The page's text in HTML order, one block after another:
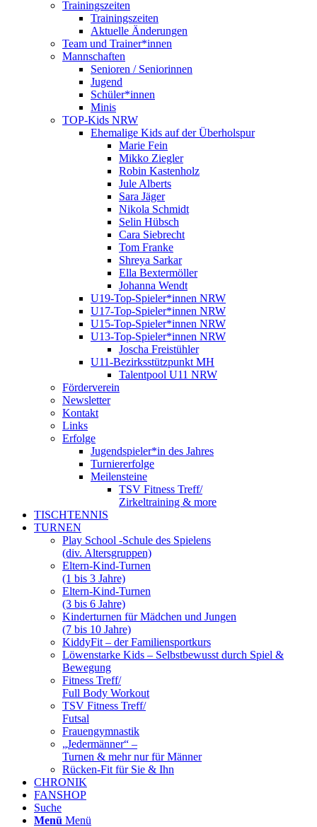
Trainingszeiten
Trainingszeiten
Aktuelle Änderungen
Team und Trainer*innen
Mannschaften
Senioren / Seniorinnen
Jugend
Schüler*innen
Minis
TOP-Kids NRW
Ehemalige Kids auf der Überholspur
Marie Fein
Mikko Ziegler
Robin Kastenholz
Jule Alberts
Sara Jäger
Nikola Schmidt
Selin Hübsch
Cara Siebrecht
Tom Franke
Shreya Sarkar
Ella Bextermöller
Johanna Wendt
U19-Top-Spieler*innen NRW
U17-Top-Spieler*innen NRW
U15-Top-Spieler*innen NRW
U13-Top-Spieler*innen NRW
Joscha Freistühler
U11-Bezirksstützpunkt MH
Talentpool U11 NRW
Förderverein
Newsletter
Kontakt
Links
Erfolge
Jugendspieler*in des Jahres
Turniererfolge
Meilensteine
TSV Fitness Treff/
Zirkeltraining & more
TISCHTENNIS
TURNEN
Play School -Schule des Spielens
(div. Altersgruppen)
Eltern-Kind-Turnen
(1 bis 3 Jahre)
Eltern-Kind-Turnen
(3 bis 6 Jahre)
Kinderturnen für Mädchen und Jungen
(7 bis 10 Jahre)
KiddyFit – der Familiensportkurs
Löwenstarke Kids – Selbstbewusst durch Spiel &
Bewegung
Fitness Treff/
Full Body Workout
TSV Fitness Treff/
Futsal
Frauengymnastik
„Jedermänner“ –
Turnen & mehr nur für Männer
Rücken-Fit für Sie & Ihn
CHRONIK
FANSHOP
Suche
Menü Menü